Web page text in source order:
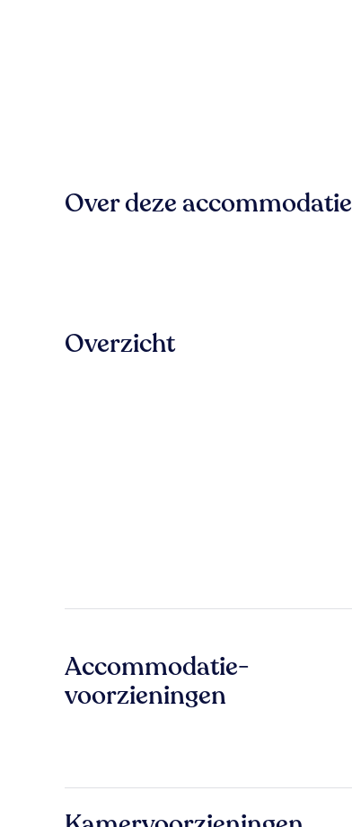
Over deze accommodatie
Overzicht
Accommodatie-
voorzieningen